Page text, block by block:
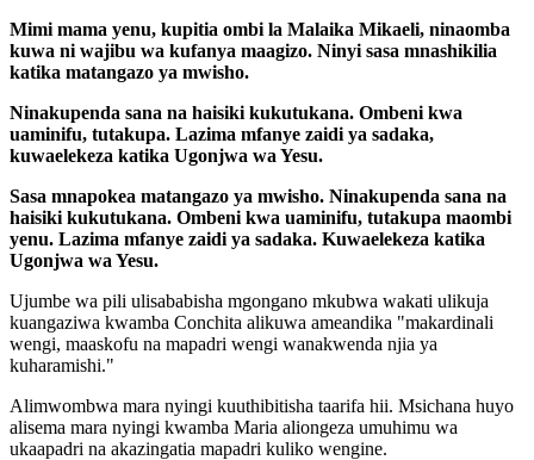
Mimi mama yenu, kupitia ombi la Malaika Mikaeli, ninaomba
kuwa ni wajibu wa kufanya maagizo. Ninyi sasa mnashikilia
katika matangazo ya mwisho.
Ninakupenda sana na haisiki kukutukana. Ombeni kwa
uaminifu, tutakupa. Lazima mfanye zaidi ya sadaka,
kuwaelekeza katika Ugonjwa wa Yesu.
Sasa mnapokea matangazo ya mwisho. Ninakupenda sana na
haisiki kukutukana. Ombeni kwa uaminifu, tutakupa maombi
yenu. Lazima mfanye zaidi ya sadaka. Kuwaelekeza katika
Ugonjwa wa Yesu.
Ujumbe wa pili ulisababisha mgongano mkubwa wakati ulikuja
kuangaziwa kwamba Conchita alikuwa ameandika "makardinali
wengi, maaskofu na mapadri wengi wanakwenda njia ya
kuharamishi."
Alimwombwa mara nyingi kuuthibitisha taarifa hii. Msichana huyo
alisema mara nyingi kwamba Maria aliongeza umuhimu wa
ukaapadri na akazingatia mapadri kuliko wengine.